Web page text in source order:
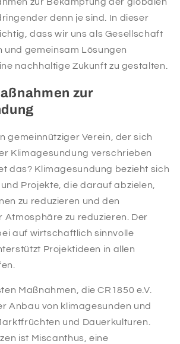
denn je sind. In dieser
dass wir uns als Gesellschaft
und gemeinsam Lösungen
nachhaltige Zukunft zu gestalten.
zur
gemeinnütziger Verein, der sich
Klimagesundung verschrieben
das? Klimagesundung bezieht sich
Projekte, die darauf abzielen,
zu reduzieren und den
Atmosphäre zu reduzieren. Der
auf wirtschaftlich sinnvolle
Projektideen in allen
Maßnahmen, die CR1850 e.V.
Anbau von klimagesunden und
und Dauerkulturen.
ist Miscanthus, eine